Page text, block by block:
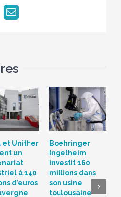
Pinterest
Email
et Unither
un
à 140
d’euros
Boehringer
Ingelheim
investit 160
millions dans
son usine
toulousaine